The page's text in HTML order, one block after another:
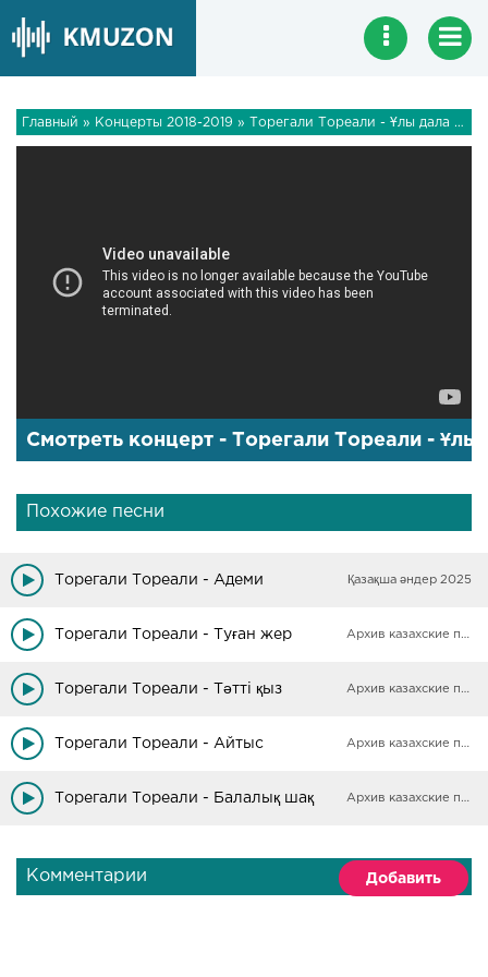
Главный » Концерты 2018-2019 » Торегали Тореали - Ұлы дала баласы (Консерт)
Смотреть концерт - Торегали Тореали -
Похожие песни
Торегали Тореали - Адеми Қазақша әндер 2025
Торегали Тореали - Туған жер Архив казахские песни
Торегали Тореали - Тәтті қыз Архив казахские песни
Торегали Тореали - Айтыс Архив казахские песни
Торегали Тореали - Балалық шақ Архив казахские песни
Комментарии Добавить